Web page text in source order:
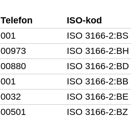
Telefon
ISO-kod
001
ISO 3166-2:BS
00973
ISO 3166-2:BH
00880
ISO 3166-2:BD
001
ISO 3166-2:BB
0032
ISO 3166-2:BE
00501
ISO 3166-2:BZ